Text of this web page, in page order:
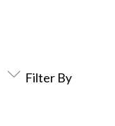
Filter By